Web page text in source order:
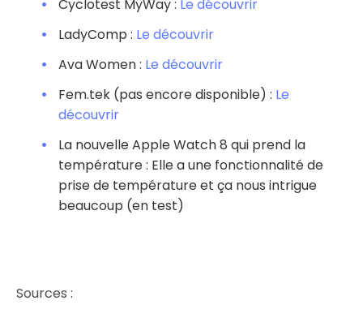
Cyclotest MyWay : Le découvrir
LadyComp : Le découvrir
Ava Women : Le découvrir
Fem.tek (pas encore disponible) : Le
découvrir
La nouvelle Apple Watch 8 qui prend la
température : Elle a une fonctionnalité de
prise de température et ça nous intrigue
beaucoup (en test)
Sources :